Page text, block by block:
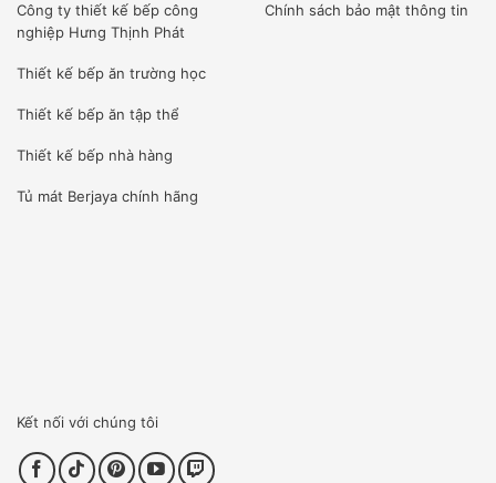
Chúng tôi nhập khẩu và sản xuất tất cả các sản phẩm mà
1 căn bếp cần có đến từ những thương hiệu uy tín trên thế
giới.
Công ty thiết kế bếp công
nghiệp Hưng Thịnh Phát
Thiết kế bếp ăn trường học
Thiết kế bếp ăn tập thể
Thiết kế bếp nhà hàng
Tủ mát Berjaya chính hãng
Chính sách bảo mật thông tin
Kết nối với chúng tôi